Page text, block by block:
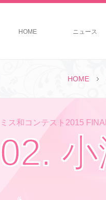
HOME ニュース
HOME
ミス和コンテスト2015
02.